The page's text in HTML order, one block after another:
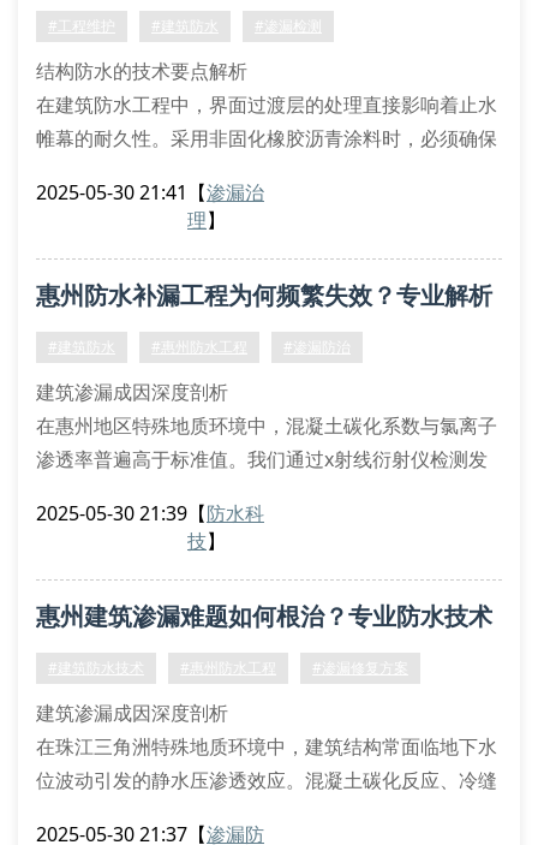
离子渗透系数达1.5×10-12 m²/s，引发钢
商？
#工程维护 #建筑防水 #渗漏检测
结构防水的技术要点解析
在建筑防水工程中，界面过渡层的处理直接影响着止水
帷幕的耐久性。采用非固化橡胶沥青涂料时，必须确保
工。对于变形缝的处理，建议采用三元乙丙橡胶止水带
背水面负压区应采用结晶渗透型防水砂浆
阴阳角部位需预铺双面自粘型高分子卷材
渗
2025-05-30 21:41 【渗漏治
理】
惠州防水补漏工程为何频繁失效？专业解析
渗漏防治技术
#建筑防水 #惠州防水工程 #渗漏防治
建筑渗漏成因深度剖析
在惠州地区特殊地质环境中，混凝土碳化系数与氯离子
渗透率普遍高于标准值。我们通过x射线衍射仪检测发
是改性沥青防水卷材的剥离强度下降至0.8n/mm以下
采用非硫化橡胶卷材预铺反粘工法，配合聚脲喷涂弹性
体形成连续密封层。关键施工节点实施三重保障：
高分子自粘
2025-05-30 21:39 【防水科
技】
惠州建筑渗漏难题如何根治？专业防水技术
全解析
#建筑防水技术 #惠州防水工程 #渗漏修复方案
建筑渗漏成因深度剖析
在珠江三角洲特殊地质环境中，建筑结构常面临地下水
位波动引发的静水压渗透效应。混凝土碳化反应、冷缝
2025-05-30 21:37 【渗漏防